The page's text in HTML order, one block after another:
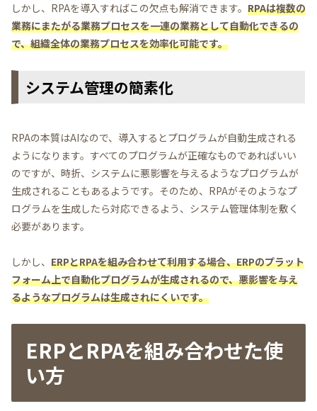
しかし、RPAを導入すればこの欠点も解消できます。 RPAは複数の
業務にまたがる業務プロセスを一連の業務として自動化できるの
で、組織全体の業務プロセスを効率化可能です。
システム管理の簡素化
RPAの本質はAIなので、導入するとプログラムが自動生成される
ようになります。すべてのプログラムが正確なものであればいい
のですが、時折、システムに悪影響を与えるようなプログラムが
生成されることもあるようです。そのため、RPAがそのようなプ
ログラムを生成したら対応できるよう、システム管理体制を敷く
必要があります。
しかし、 ERPとRPAを組み合わせて利用する場合、ERPのプラット
フォーム上で自動化プログラムが生成されるので、悪影響を与え
るようなプログラムは生成されにくいです。
ERPとRPAを組み合わせた使
い方